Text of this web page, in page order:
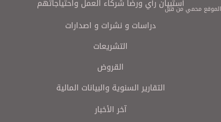
أستبيان رأي ورضا شركاء العمل واحتياجاتهم
دراسات و نشرات و اصدارات
التشريعات
القروض
التقارير السنوية والبيانات المالية
آخر الأخبار
الموقع محمي من قبل